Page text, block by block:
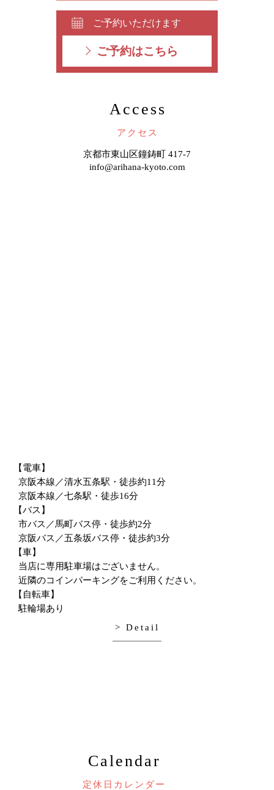
ご予約いただけます
ご予約はこちら
Access
アクセス
京都市東山区鐘鋳町 417-7
info@arihana-kyoto.com
【電車】
京阪本線／清水五条駅・徒歩約11分
京阪本線／七条駅・徒歩16分
【バス】
市バス／馬町バス停・徒歩約2分
京阪バス／五条坂バス停・徒歩約3分
【車】
当店に専用駐車場はございません。
近隣のコインパーキングをご利用ください。
【自転車】
駐輪場あり
> Detail
Calendar
定休日カレンダー